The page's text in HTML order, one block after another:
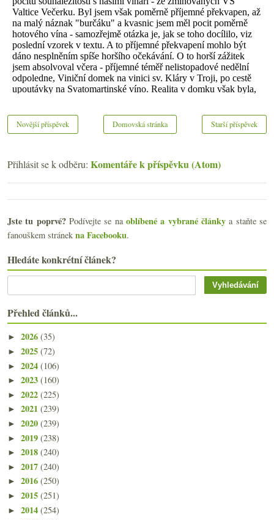
Novější příspěvek Starší příspěvek
Domovská stránka
Přihlásit se k odběru: Komentáře k příspěvku (Atom)
Jste tu poprvé?Podívejte se naoblíbené a vybrané články a staňte se
fanouškem stránek na Facebooku.
Hledáte konkrétní článek?
Přehled článků...
► 2026 (35)
► 2025 (72)
► 2024 (106)
► 2023 (160)
► 2022 (225)
► 2021 (239)
► 2020 (239)
► 2019 (238)
► 2018 (240)
► 2017 (240)
► 2016 (250)
► 2015 (251)
► 2014 (254)